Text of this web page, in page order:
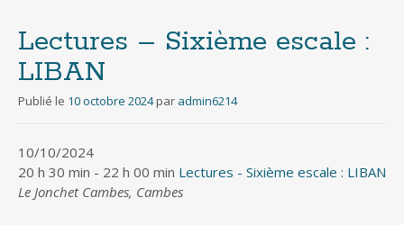
Lectures – Sixième escale :
LIBAN
Publié le 10 octobre 2024 par admin6214
10/10/2024
20 h 30 min - 22 h 00 min Lectures - Sixième escale : LIBAN
Le Jonchet Cambes, Cambes